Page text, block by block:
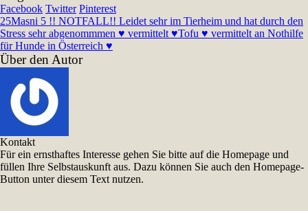
Facebook Twitter Pinterest
25Masni 5 !! NOTFALL!! Leidet sehr im Tierheim und hat durch den
Stress sehr abgenommmen ♥ vermittelt ♥Tofu ♥ vermittelt an Nothilfe
für Hunde in Österreich ♥
Über den Autor
Kontakt
Für ein ernsthaftes Interesse gehen Sie bitte auf die Homepage und
füllen Ihre Selbstauskunft aus. Dazu können Sie auch den Homepage-
Button unter diesem Text nutzen.